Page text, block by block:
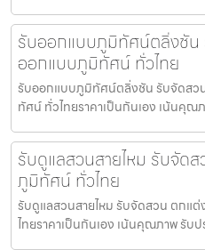
รับออกแบบภูมิทัศน์ตลิ่งชัน
ออกแบบภูมิทัศน์ ทั่วไทย
รับออกแบบภูมิทัศน์ตลิ่งชัน รับจัดส
ทัศน์ ทั่วไทยราคาเป็นกันเอง เน้นคุณ
รับดูแลสวนสายไหม รับจัด
ภูมิทัศน์ ทั่วไทย
รับดูแลสวนสายไหม รับจัดสวน ตก
ไทยราคาเป็นกันเอง เน้นคุณภาพ รับ